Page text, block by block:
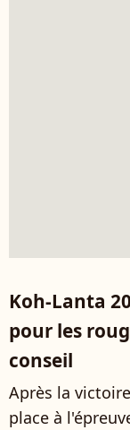
Koh-Lanta
pour les
conseil
Après la
place à